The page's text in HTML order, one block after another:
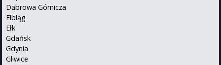
Dąbrowa Górnicza
Elbląg
Ełk
Gdańsk
Gdynia
Gliwice